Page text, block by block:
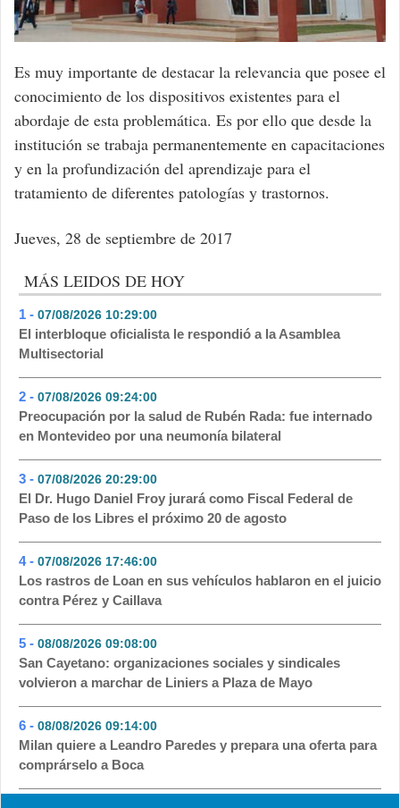
Es muy importante de destacar la relevancia que posee el
conocimiento de los dispositivos existentes para el
abordaje de esta problemática. Es por ello que desde la
institución se trabaja permanentemente en capacitaciones
y en la profundización del aprendizaje para el
tratamiento de diferentes patologías y trastornos.
Jueves, 28 de septiembre de 2017
MÁS LEIDOS DE HOY
1 - 07/08/2026 10:29:00
El interbloque oficialista le respondió a la Asamblea
Multisectorial
2 - 07/08/2026 09:24:00
Preocupación por la salud de Rubén Rada: fue internado
en Montevideo por una neumonía bilateral
3 - 07/08/2026 20:29:00
El Dr. Hugo Daniel Froy jurará como Fiscal Federal de
Paso de los Libres el próximo 20 de agosto
4 - 07/08/2026 17:46:00
Los rastros de Loan en sus vehículos hablaron en el juicio
contra Pérez y Caillava
5 - 08/08/2026 09:08:00
San Cayetano: organizaciones sociales y sindicales
volvieron a marchar de Liniers a Plaza de Mayo
6 - 08/08/2026 09:14:00
Milan quiere a Leandro Paredes y prepara una oferta para
comprárselo a Boca